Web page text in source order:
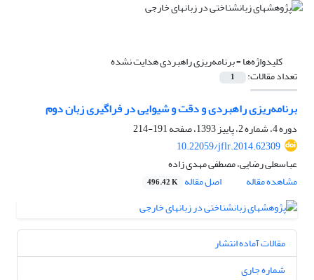
کلیدواژه‌ها =برنامه‌ریزی راهبردی هدایت نشده
تعداد مقالات: 1
برنامه‌ریزی راهبردی و دقت و شیوایی در فراگیری زبان دوم
دوره 4، شماره 2، پاییز 1393، صفحه
191-214
10.22059/jflr.2014.62309
عباسعلی رضایی، مصطفی مهدی زاده
مشاهده مقاله
اصل مقاله 496.42 K
مقالات آماده انتشار
شماره جاری